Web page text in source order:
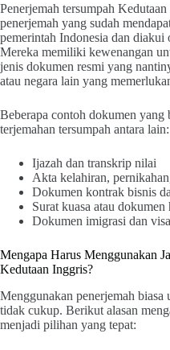
Penerjemah tersumpah
penerjemah yang sudah
pemerintah Indonesia dan
Mereka memiliki kewenangan
jenis dokumen resmi yang
atau negara lain yang
Beberapa contoh dokumen yang
terjemahan tersumpah antara lain:
Ijazah dan transkrip nilai
Akta kelahiran,
Dokumen kontrak bisnis
Surat kuasa atau
Dokumen imigrasi dan visa
Mengapa Harus Menggunakan
Kedutaan Inggris?
Menggunakan penerjemah biasa
tidak cukup. Berikut alasan
menjadi pilihan yang tepat: